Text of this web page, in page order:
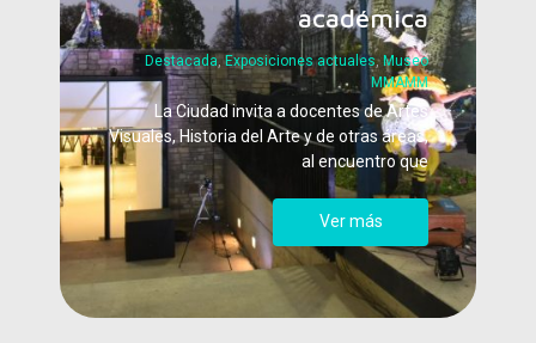
académica
Destacada,Exposiciones actuales,Museo
MMAMM
La Ciudad invita a docentes de Artes
Visuales, Historia del Arte y de otras áreas,
al encuentro que
Ver más